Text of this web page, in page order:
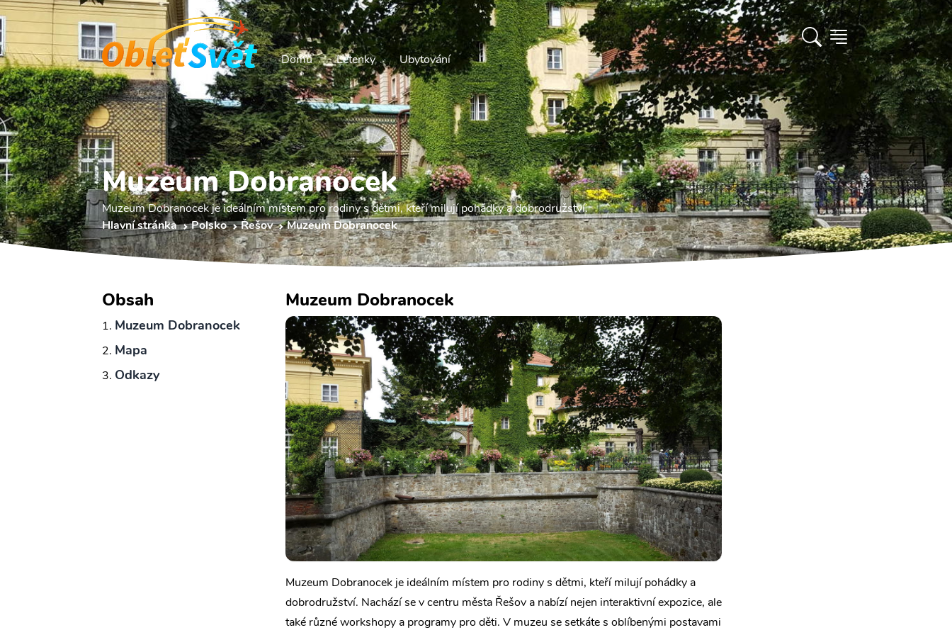
Domů Letenky Ubytování
Muzeum Dobranocek
Muzeum Dobranocek je ideálním místem pro rodiny s dětmi, kteří milují pohádky a dobrodružství.
Hlavní stránka
Polsko Řešov Muzeum Dobranocek
Obsah
Muzeum Dobranocek
Mapa
Odkazy
Muzeum Dobranocek
Muzeum Dobranocek je ideálním místem pro rodiny s dětmi, kteří milují pohádky a
dobrodružství. Nachází se v centru města Řešov a nabízí nejen interaktivní expozice, ale
také různé workshopy a programy pro děti. V muzeu se setkáte s oblíbenými postavami